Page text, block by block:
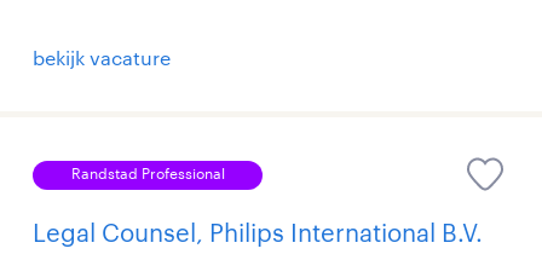
bekijk vacature
Randstad Professional
Legal Counsel, Philips International B.V.